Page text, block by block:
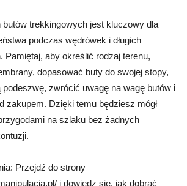
butów trekkingowych jest kluczowy dla
podczas wędrówek i długich
aby określić rodzaj terenu,
dopasować buty do swojej stopy,
zwrócić uwagę na wagę butów i
zakupem. Dzięki temu będziesz mógł
na szlaku bez żadnych
Przejdź do strony
i dowiedz się, jak dobrać